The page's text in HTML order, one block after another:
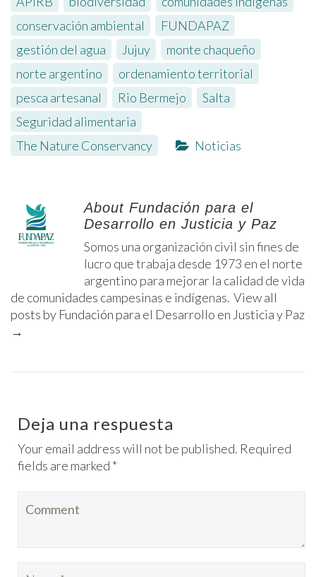
conservación ambiental
FUNDAPAZ
gestión del agua
Jujuy monte chaqueño
norte argentino
ordenamiento territorial
pesca artesanal
Rio Bermejo Salta
Seguridad alimentaria
The Nature Conservancy
Noticias
About Fundación para el
Desarrollo en Justicia y Paz
Somos una organización civil sin fines de
lucro que trabaja desde 1973 en el norte
argentino para mejorar la calidad de vida
de comunidades campesinas e indígenas. View all
posts by Fundación para el Desarrollo en Justicia y Paz
→
Deja una respuesta
Your email address will not be published. Required
fields are marked *